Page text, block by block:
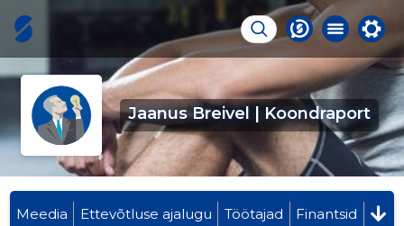
Jaanus Breivel | Koondraport
Meedia Ettevõtluse ajalugu Töötajad Finantsid